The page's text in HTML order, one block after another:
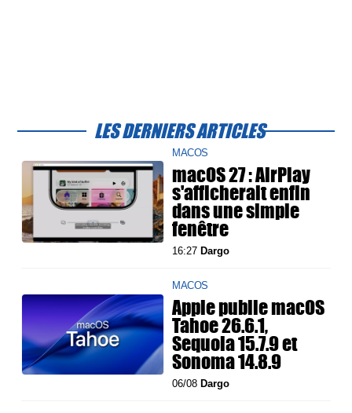
LES DERNIERS ARTICLES
MACOS
macOS 27 : AirPlay
s'afficherait enfin
dans une simple
fenêtre
16:27 Dargo
MACOS
Apple publie macOS
Tahoe 26.6.1,
Sequoia 15.7.9 et
Sonoma 14.8.9
06/08 Dargo